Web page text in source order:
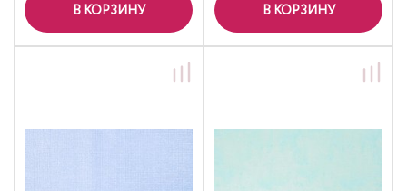
В КОРЗИНУ В КОРЗИНУ